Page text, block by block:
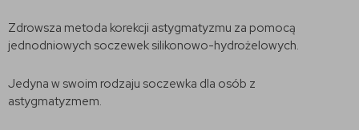
Zdrowsza metoda korekcji astygmatyzmu za pomocą
jednodniowych soczewek silikonowo-hydrożelowych.
Jedyna w swoim rodzaju soczewka dla osób z
astygmatyzmem.